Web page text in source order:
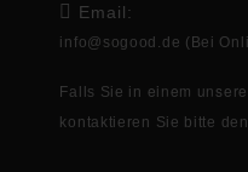
Email:
info@sogood.de (Bei
Falls Sie in einem
kontaktieren Sie bitte